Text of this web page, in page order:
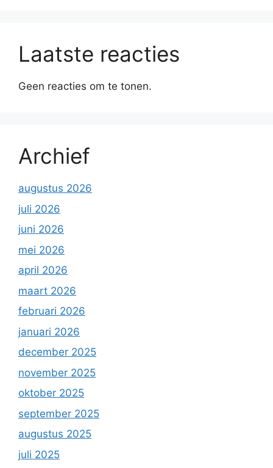
Laatste reacties
Geen reacties om te tonen.
Archief
augustus 2026
juli 2026
juni 2026
mei 2026
april 2026
maart 2026
februari 2026
januari 2026
december 2025
november 2025
oktober 2025
september 2025
augustus 2025
juli 2025